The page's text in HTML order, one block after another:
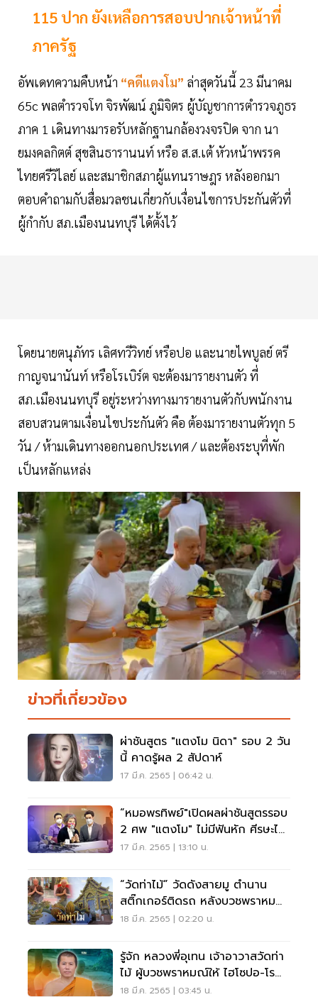
115 ปาก ยังเหลือการสอบปากเจ้าหน้าที่
ภาครัฐ
อัพเดทความคืบหน้า “คดีแตงโม” ล่าสุดวันนี้ 23 มีนาคม
65c พลตำรวจโท จิรพัฒน์ ภูมิจิตร ผู้บัญชาการตำรวจภูธร
ภาค 1 เดินทางมารอรับหลักฐานกล้องวงจรปิด จาก นา
ยมงคลกิตต์ สุขสินธารานนท์ หรือ ส.ส.เต้ หัวหน้าพรรค
ไทยศรีวิไลย์ และสมาชิกสภาผู้แทนราษฎร หลังออกมา
ตอบคำถามกับสื่อมวลชนเกี่ยวกับเงื่อนไขการประกันตัวที่
ผู้กำกับ สภ.เมืองนนทบุรี ได้ตั้งไว้
โดยนายตนุภัทร เลิศทวีวิทย์ หรือปอ และนายไพบูลย์ ตรี
กาญจนานันท์ หรือโรเบิร์ต จะต้องมารายงานตัว ที่
สภ.เมืองนนทบุรี อยู่ระหว่างทางมารายงานตัวกับพนักงาน
สอบสวนตามเงื่อนไขประกันตัว คือ ต้องมารายงานตัวทุก 5
วัน / ห้ามเดินทางออกนอกประเทศ / และต้องระบุที่พัก
เป็นหลักแหล่ง
ข่าวที่เกี่ยวข้อง
ผ่าชันสูตร "แตงโม นิดา" รอบ 2 วัน
นี้ คาดรู้ผล 2 สัปดาห์
17 มี.ค. 2565 | 06:42 น.
“หมอพรทิพย์"เปิดผลผ่าชันสูตรรอบ
2 ศพ "แตงโม" ไม่มีฟันหัก ศีรษะไม่
แตก
17 มี.ค. 2565 | 13:10 น.
“วัดท่าไม้” วัดดังสายมู ตำนาน
สติ๊กเกอร์ติดรถ หลังบวชพราหมณ์
“ปอ-โรเบิร์ต”
18 มี.ค. 2565 | 02:20 น.
รู้จัก หลวงพี่อุเทน เจ้าอาวาสวัดท่า
ไม้ ผู้บวชพราหมณ์ให้ ไฮโซปอ-โร
เบิร์ต
18 มี.ค. 2565 | 03:45 น.